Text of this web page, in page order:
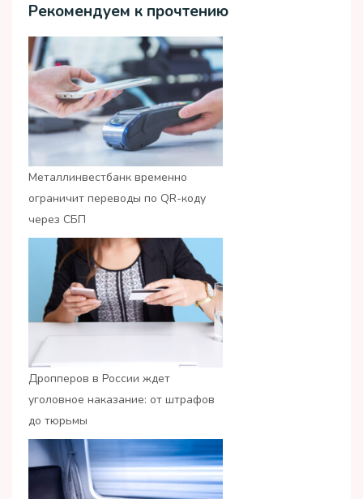
Рекомендуем к прочтению
Металлинвестбанк временно
ограничит переводы по QR-коду
через СБП
Дропперов в России ждет
уголовное наказание: от штрафов
до тюрьмы